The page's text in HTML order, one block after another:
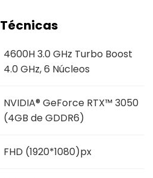
4600H 3.0 GHz Turbo Boost
4.0 GHz, 6 Núcleos
NVIDIA® GeForce RTX™ 3050
(4GB de GDDR6)
FHD (1920*1080)px